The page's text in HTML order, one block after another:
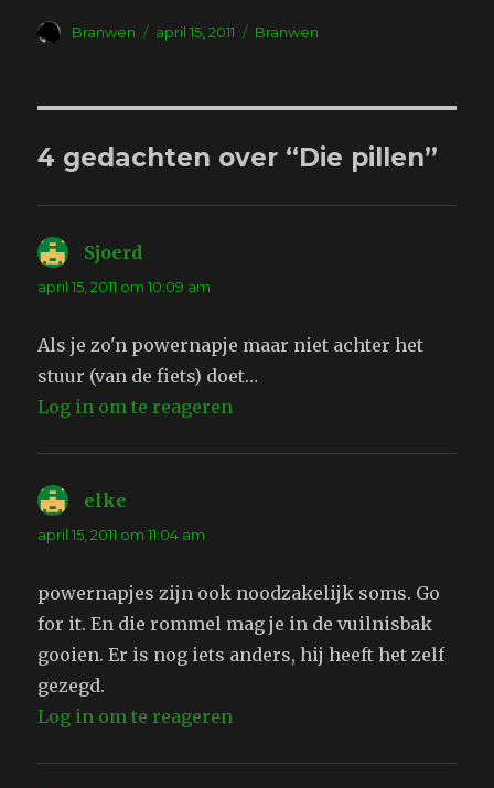
Auteur
Branwen
Geplaatst
april 15, 2011 Tags
Branwen
4 gedachten over “Die pillen”
Sjoerd
april 15, 2011 om 10:09 am
Als je zo'n powernapje maar niet achter het
stuur (van de fiets) doet…
Log in om te reageren
elke
april 15, 2011 om 11:04 am
powernapjes zijn ook noodzakelijk soms. Go
for it. En die rommel mag je in de vuilnisbak
gooien. Er is nog iets anders, hij heeft het zelf
gezegd.
Log in om te reageren